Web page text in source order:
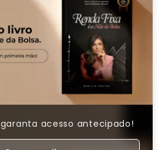
acesso antecipado!